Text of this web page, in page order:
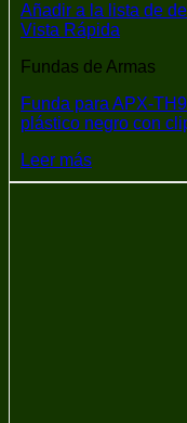
Añadir a la lista de
Vista Rápida
Fundas de Armas
Funda para APX-
plástico negro con
Leer más